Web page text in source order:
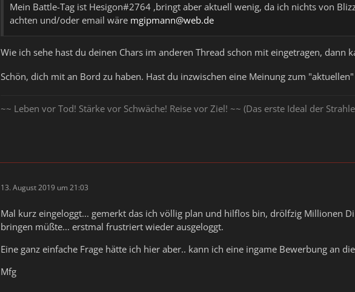
Mein Battle-Tag ist Hesigon#2764 ,bringt aber aktuell wenig, da ich nichts von
achten und/oder email wäre mgipmann@web.de
Wie ich sehe hast du deinen Chars im anderen Thread schon mit eingetragen, dann
Schön, dich mit an Bord zu haben. Hast du inzwischen eine Meinung zum "aktuellen"
~~ Leben vor Tod! Stärke vor Schwäche! Reise vor Ziel! ~~ (Das erste Ideal der
13. August 2019 um 21:03
Mal kurz eingeloggt... gemerkt das ich völlig plan und hilflos bin, drölfzig Millionen
bringen müßte... erstmal frustriert wieder ausgeloggt.
Eine ganz einfache Frage hätte ich hier aber.. kann ich eine ingame Bewerbung an
Mfg